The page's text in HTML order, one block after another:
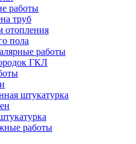
работы
труб
отопления
пола
работы
ГКЛ
штукатурка
работы